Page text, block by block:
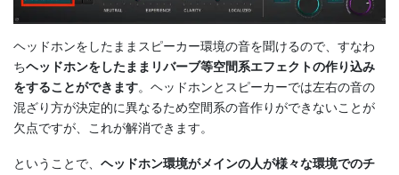
ヘッドホンをしたままスピーカー環境の音を聞けるので、すなわ
ちヘッドホンをしたままリバーブ等空間系エフェクトの作り込み
をすることができます。ヘッドホンとスピーカーでは左右の音の
混ざり方が決定的に異なるため空間系の音作りができないことが
欠点ですが、これが解消できます。
ということで、 ヘッドホン環境がメインの人が様々な環境でのチ